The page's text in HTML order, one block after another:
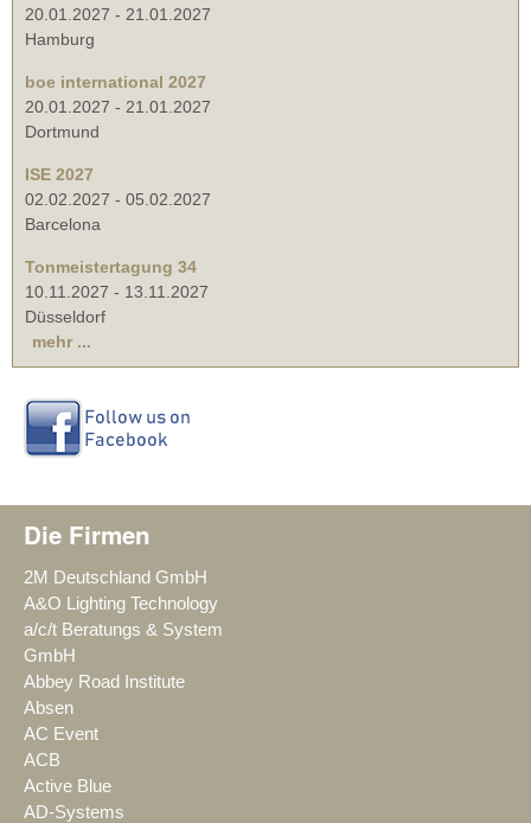
20.01.2027 - 21.01.2027
Hamburg
boe international 2027
20.01.2027 - 21.01.2027
Dortmund
ISE 2027
02.02.2027 - 05.02.2027
Barcelona
Tonmeistertagung 34
10.11.2027 - 13.11.2027
Düsseldorf
mehr ...
Die Firmen
2M Deutschland GmbH
A&O Lighting Technology
a/c/t Beratungs & System
GmbH
Abbey Road Institute
Absen
AC Event
ACB
Active Blue
AD-Systems